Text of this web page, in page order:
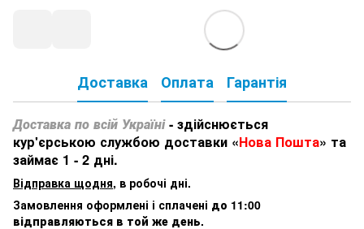
Доставка Оплата Гарантія
Доставка по всій Україні - здійснюється
кур'єрською службою доставки «Нова Пошта» та
займає 1 - 2 дні.
Відправка щодня, в робочі дні.
Замовлення оформлені і сплачені до 11:00
відправляються в той же день.